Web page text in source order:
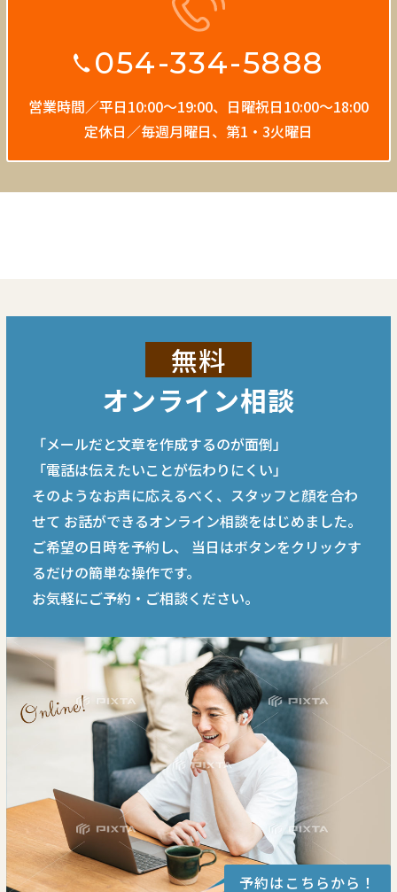
054-334-5888
営業時間／平日10:00〜19:00、 日曜祝日10:00〜18:00
定休日／毎週月曜日、第1・3火曜日
無料
オンライン相談
「メールだと文章を作成するのが面倒」
「電話は伝えたいことが伝わりにくい」
そのようなお声に応えるべく、スタッフと顔を合わ
せて お話ができるオンライン相談をはじめました。
ご希望の日時を予約し、
当日はボタンをクリックす
るだけの簡単な操作です。
お気軽にご予約・ご相談ください。
予約はこちらから！